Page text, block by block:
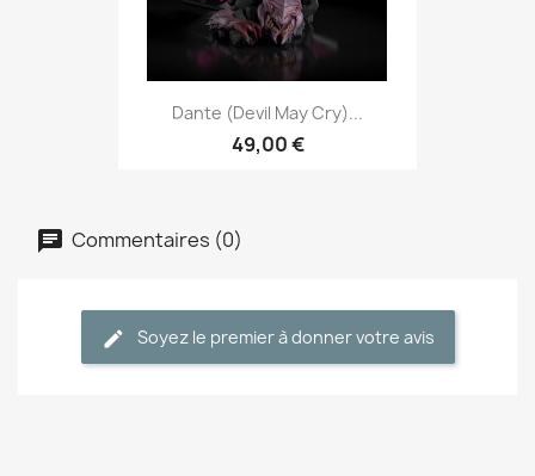
Dante (Devil May Cry)...
49,00 €
Commentaires (0)
Soyez le premier à donner votre avis